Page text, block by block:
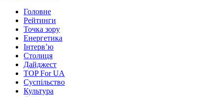
Головне
Рейтинги
Точка зору
Енергетика
Інтерв’ю
Столиця
Дайджест
TOP For UA
Суспiльство
Культура